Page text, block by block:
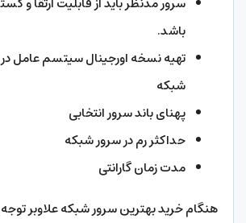
باشد.
تهیه نسخه اورجینال سیتسم عامل
شبکه
پهنای باند سرور انتخابی
حداکثر رم در سرور شبکه
مدت زمان گارانتی
هنگام خرید بهترین سرور شبکه علاوبر